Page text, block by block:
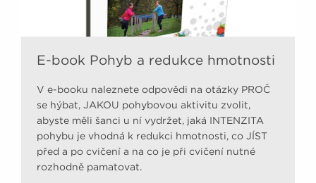
E-book Pohyb a redukce hmotnosti
V e-booku naleznete odpovědi na otázky PROČ
se hýbat, JAKOU pohybovou aktivitu zvolit,
abyste měli šanci u ní vydržet, jaká INTENZITA
pohybu je vhodná k redukci hmotnosti, co JÍST
před a po cvičení a na co je při cvičení nutné
rozhodně pamatovat.